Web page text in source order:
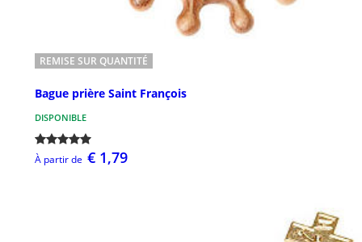
REMISE SUR QUANTITÉ
Bague prière Saint François
DISPONIBLE
À partir de € 1,79